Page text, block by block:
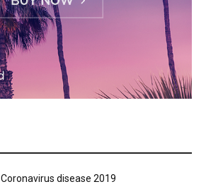
Coronavirus disease 2019